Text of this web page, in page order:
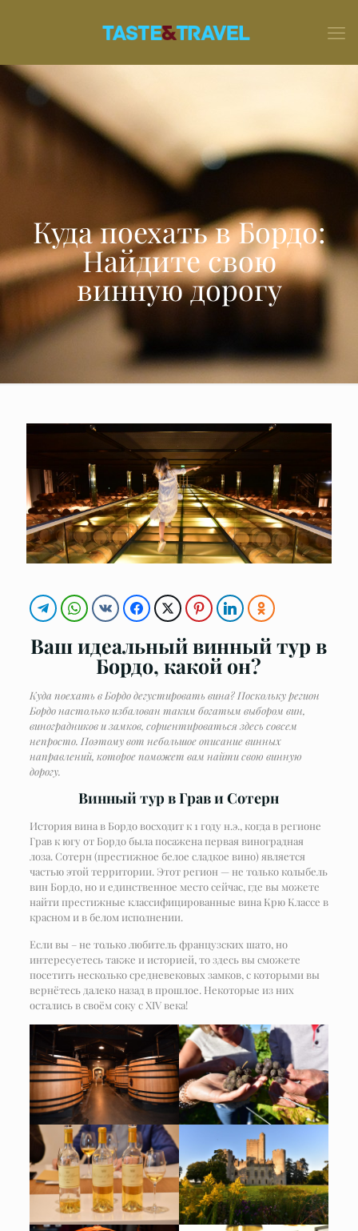
Куда поехать в Бордо:
Найдите свою
винную дорогу
Ваш идеальный винный тур в
Бордо, какой он?
Куда поехать в Бордо дегустировать вина? Поскольку регион
Бордо настолько избалован таким богатым выбором вин,
виноградников и замков, сориентироваться здесь совсем
непросто. Поэтому вот небольшое описание винных
направлений, которое поможет вам найти свою винную
дорогу.
Винный тур в Грав и Сотерн
История вина в Бордо восходит к 1 году н.э., когда в регионе
Грав к югу от Бордо была посажена первая виноградная
лоза. Сотерн (престижное белое сладкое вино) является
частью этой территории. Этот регион — не только колыбель
вин Бордо, но и единственное место сейчас, где вы можете
найти престижные классифицированные вина Крю Классе в
красном и в белом исполнении.
Если вы – не только любитель французских шато, но
интересуетесь также и историей, то здесь вы сможете
посетить несколько средневековых замков, с которыми вы
вернётесь далеко назад в прошлое. Некоторые из них
остались в своём соку с XIV века!